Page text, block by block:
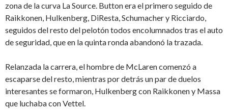
zona de la curva La Source. Button era el primero seguido de
Raikkonen, Hulkenberg, DiResta, Schumacher y Ricciardo,
seguidos del resto del pelotón todos encolumnados tras el auto
de seguridad, que en la quinta ronda abandonó la trazada.
Relanzada la carrera, el hombre de McLaren comenzó a
escaparse del resto, mientras por detrás un par de duelos
interesantes se formaron, Hulkenberg con Raikkonen y Massa
que luchaba con Vettel.